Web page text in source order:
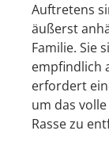
Auftretens
äußerst
Familie. Sie
empfindlich
erfordert
um das
Rasse zu